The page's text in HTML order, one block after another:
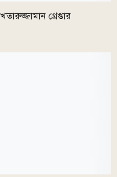
গ্রেপ্তার